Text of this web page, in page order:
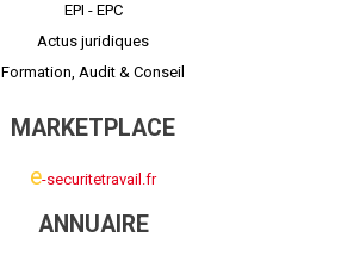
EPI - EPC
Actus juridiques
Formation, Audit & Conseil
MARKETPLACE
e-securitetravail.fr
ANNUAIRE